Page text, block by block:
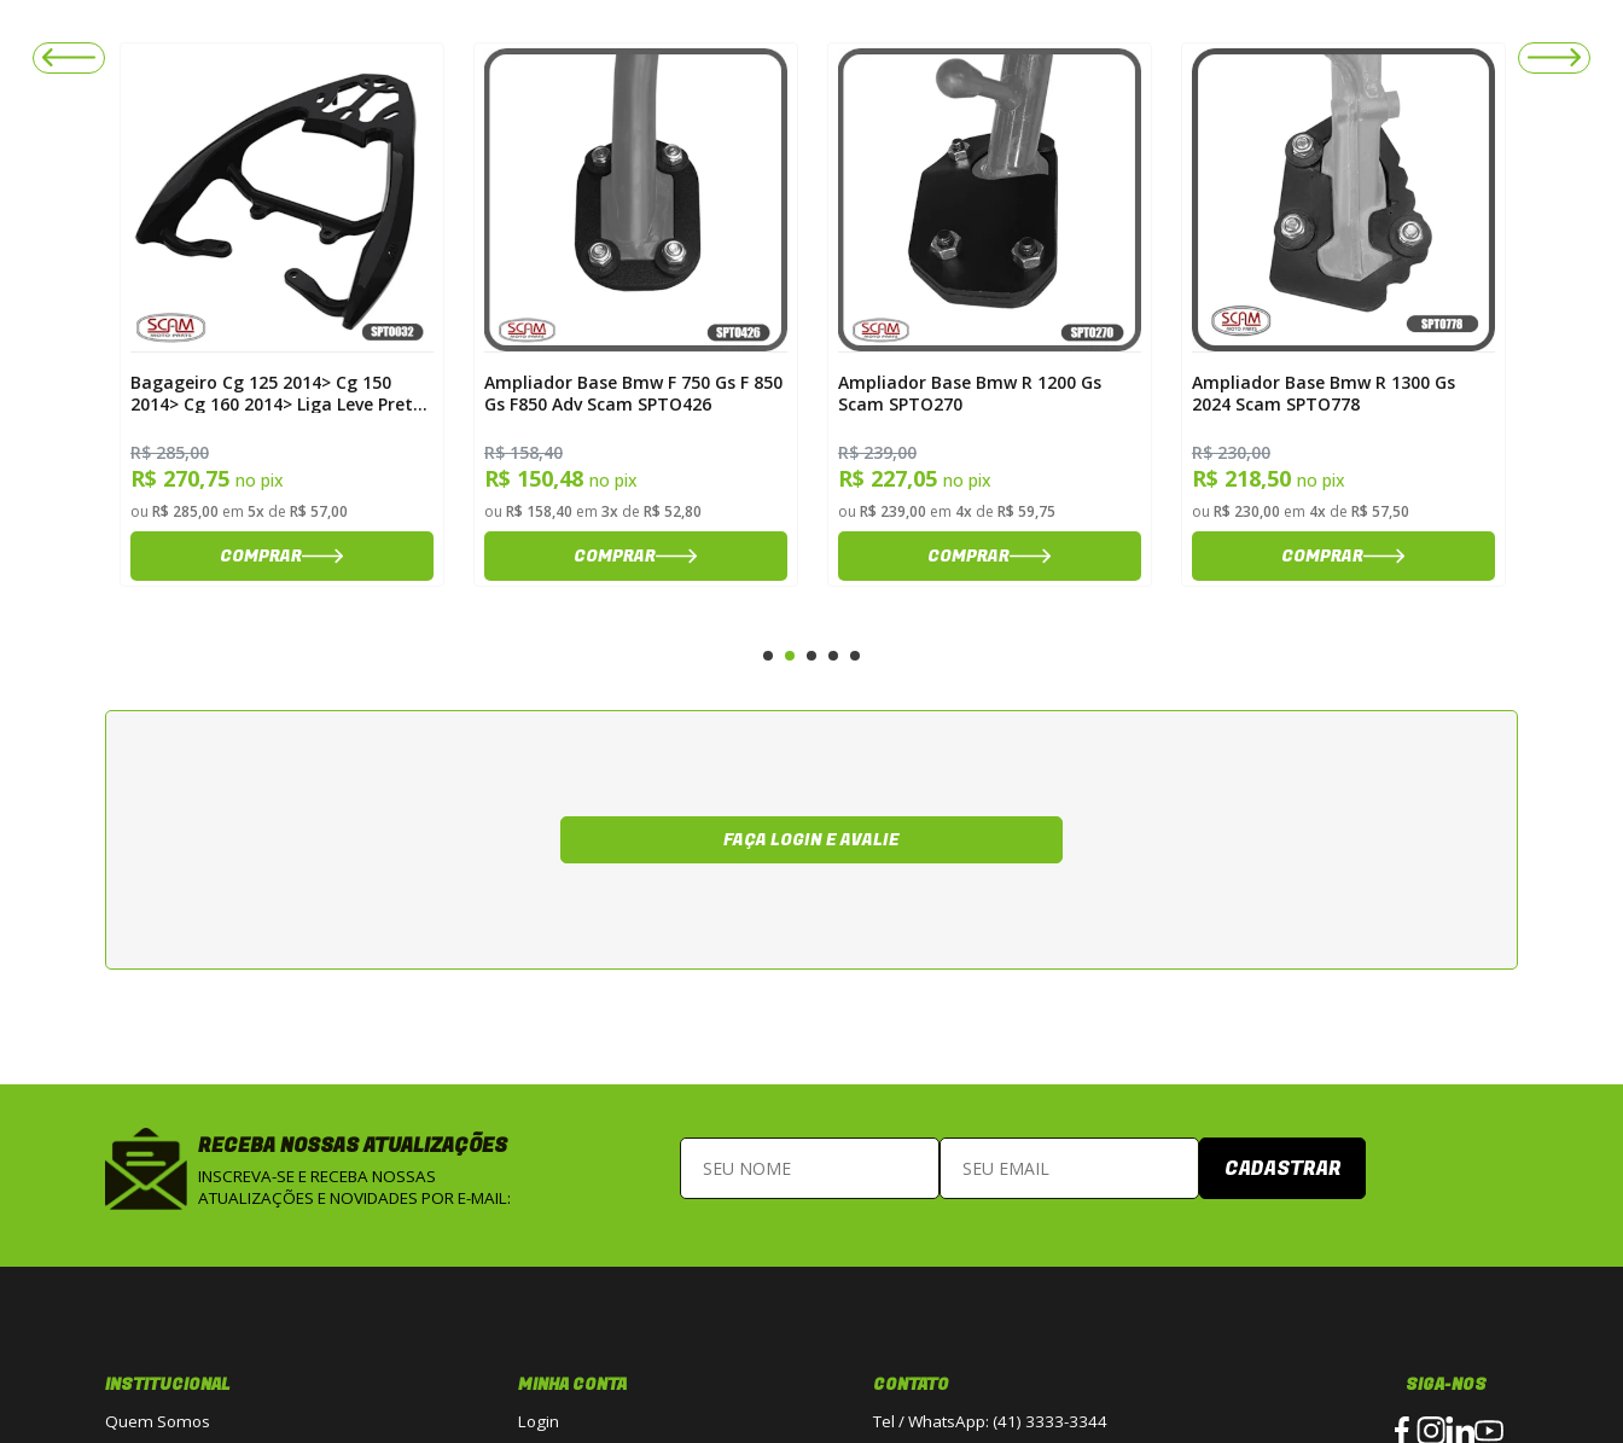
Bagageiro Cg 125 2014> Cg 150
2014> Cg 160 2014> Liga Leve Preto
R$ 285,00
R$ 270,75 no pix
ou R$ 285,00 em 5xde R$ 57,00
COMPRAR
Ampliador Base Bmw F 750 Gs F 850
Gs F850 Adv Scam SPTO426
R$ 158,40
R$ 150,48 no pix
ou R$ 158,40 em 3xde R$ 52,80
COMPRAR
Ampliador Base Bmw R 1200 Gs
Scam SPTO270
R$ 239,00
R$ 227,05 no pix
ou R$ 239,00 em 4xde R$ 59,75
COMPRAR
Ampliador Base Bmw R 1300 Gs
2024 Scam SPTO778
R$ 230,00
R$ 218,50 no pix
ou R$ 230,00 em 4xde R$ 57,50
COMPRAR
FAÇA LOGIN E AVALIE
RECEBA NOSSAS ATUALIZAÇÕES
INSCREVA-SE E RECEBA NOSSAS
ATUALIZAÇÕES E NOVIDADES POR E-MAIL:
CADASTRAR
INSTITUCIONAL
Quem Somos
MINHA CONTA
Login
CONTATO
Tel / WhatsApp: (41) 3333-3344
SIGA-NOS